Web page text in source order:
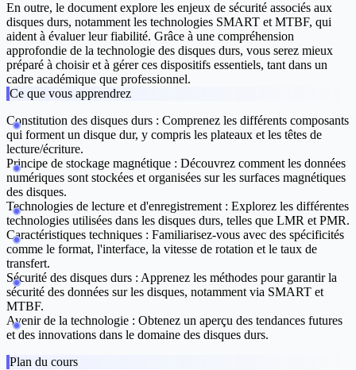
En outre, le document explore les enjeux de sécurité associés aux
disques durs, notamment les technologies SMART et MTBF, qui
aident à évaluer leur fiabilité. Grâce à une compréhension
approfondie de la technologie des disques durs, vous serez mieux
préparé à choisir et à gérer ces dispositifs essentiels, tant dans un
cadre académique que professionnel.
Ce que vous apprendrez
Constitution des disques durs : Comprenez les différents composants
qui forment un disque dur, y compris les plateaux et les têtes de
lecture/écriture.
Principe de stockage magnétique : Découvrez comment les données
numériques sont stockées et organisées sur les surfaces magnétiques
des disques.
Technologies de lecture et d'enregistrement : Explorez les différentes
technologies utilisées dans les disques durs, telles que LMR et PMR.
Caractéristiques techniques : Familiarisez-vous avec des spécificités
comme le format, l'interface, la vitesse de rotation et le taux de
transfert.
Sécurité des disques durs : Apprenez les méthodes pour garantir la
sécurité des données sur les disques, notamment via SMART et
MTBF.
Avenir de la technologie : Obtenez un aperçu des tendances futures
et des innovations dans le domaine des disques durs.
Plan du cours